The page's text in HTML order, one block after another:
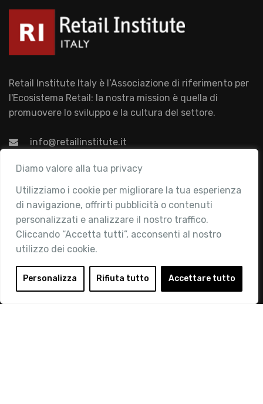
Diamo valore alla tua privacy
Utilizziamo i cookie per migliorare la tua esperienza
di navigazione, offrirti pubblicità o contenuti
personalizzati e analizzare il nostro traffico.
Cliccando “Accetta tutti”, acconsenti al nostro
utilizzo dei cookie.
Personalizza Rifiuta tutto Accettare tutto
Retail Institute Italy è l’Associazione di riferimento per
l'Ecosistema Retail: la nostra mission è quella di
promuovere lo sviluppo e la cultura del settore.
info@retailinstitute.it
Associazione
Chi siamo
Attività
Contatti
Area Riservata
Login
Diventa Socio